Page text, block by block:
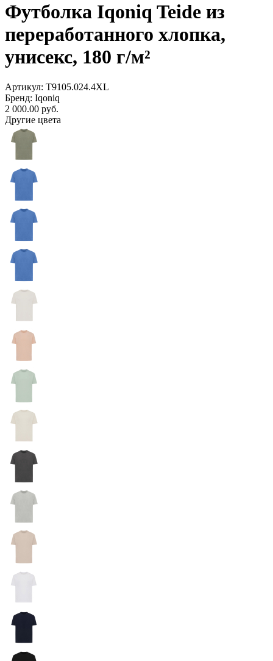
Футболка Iqoniq Teide из
переработанного хлопка,
унисекс, 180 г/м²
Артикул: T9105.024.4XL
Бренд: Iqoniq
2 000.00 руб.
Другие цвета